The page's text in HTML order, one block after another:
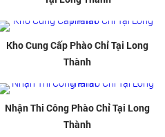
Kho Cung Cấp Phào Chỉ Tại Long
Thành
Nhận Thi Công Phào Chỉ Tại Long
Thành